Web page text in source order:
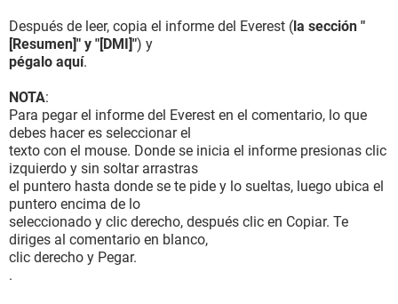
Dispositivos de entrada:
Teclado Dispositivo de teclado HID
Red:
Tarjeta de Red Adaptador Fast Ethernet compatible VIA
Tarjeta de Red TRENDnet TEW-424UB 54M USB Dongle
(192.168.1.64)
Dispositivos:
Impresora HP PSC 1500 series
Impresora Microsoft XPS Document Writer
Controlador USB1 VIA VT83C572 PCI-USB Controller
Controlador USB1 VIA VT83C572 PCI-USB Controller
Después de leer, copia el informe del Everest (la sección "
[Resumen]" y "[DMI]") y
pégalo aquí.
NOTA:
Para pegar el informe del Everest en el comentario, lo que
debes hacer es seleccionar el
texto con el mouse. Donde se inicia el informe presionas clic
izquierdo y sin soltar arrastras
el puntero hasta donde se te pide y lo sueltas, luego ubica el
puntero encima de lo
seleccionado y clic derecho, después clic en Copiar. Te
diriges al comentario en blanco,
clic derecho y Pegar.
.